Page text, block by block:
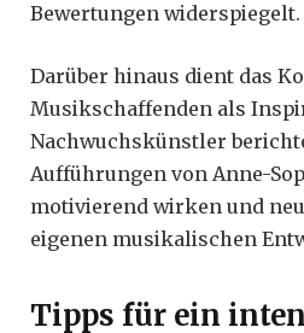
Bewertungen widerspiegelt.
Darüber hinaus dient das
Musikschaffenden als
Nachwuchskünstler
Aufführungen von Anne-
motivierend wirken und
eigenen musikalischen
Tipps für ein